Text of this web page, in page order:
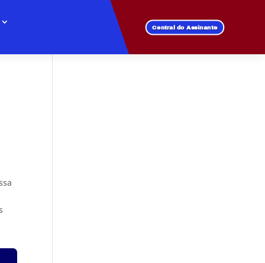
Central do Assinante